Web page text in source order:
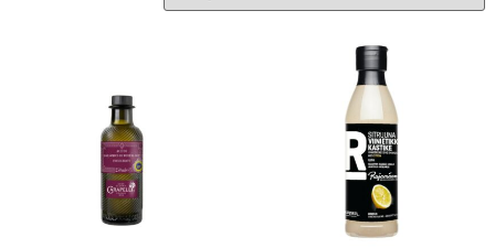
Carapelli
Rajamäen
Balsamikastike